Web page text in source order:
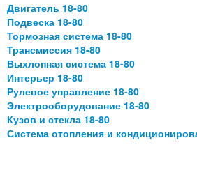
Двигатель 18-80
Подвеска 18-80
Тормозная система 18-80
Трансмиссия 18-80
Выхлопная система 18-80
Интерьер 18-80
Рулевое управление 18-80
Электрооборудование 18-80
Кузов и стекла 18-80
Система отопления и